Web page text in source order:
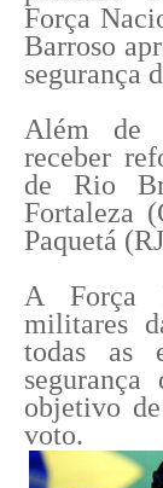
Força
Barroso
segurança
Além de
receber
de Rio
Fortaleza
Paquetá
A Força
militares
todas as
objetivo
voto.